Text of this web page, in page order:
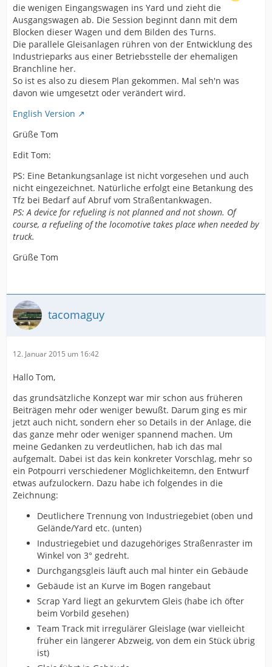
die wenigen Eingangswagen ins Yard und zieht die
Ausgangswagen ab. Die Session beginnt dann mit dem
Blocken dieser Wagen und dem Bilden des Turns.
Die parallele Gleisanlagen rühren von der Entwicklung des
Industrieparks aus einer Betriebsstelle der ehemaligen
Branchline her.
So ist es also zu diesem Plan gekommen. Mal seh'n was
davon wie umgesetzt oder verändert wird.
English Version
Grüße Tom
Edit Tom:
PS: Eine Betankungsanlage ist nicht vorgesehen und auch
nicht eingezeichnet. Natürliche erfolgt eine Betankung des
Tfz bei Bedarf auf Abruf vom Straßentankwagen.
PS: A device for refueling is not planned and not shown. Of
course, a refueling of the locomotive takes place when needed by
truck.
Grüße Tom
tacomaguy
12. Januar 2015 um 16:42
Hallo Tom,
das grundsätzliche Konzept war mir schon aus früheren
Beiträgen mehr oder weniger bewußt. Darum ging es mir
jetzt auch nicht, sondern eher so Details in der Anlage, die
das ganze mehr oder weniger spannend machen. Um
meine Gedanken zu verdeutlichen, hab ich das mal
aufgemalt. Dabei ist das kein konkreter Vorschlag, mehr so
ein Potpourri verschiedener Möglichkeitemn, den Entwurf
etwas aufzulockern. Dazu habe ich folgendes in die
Zeichnung:
Deutlichere Trennung von Industriegebiet (oben und
Gelände/Yard etc. (unten)
Industriegebiet und dazugehöriges Straßenraster im
Winkel von 3° gedreht.
Durchgangsgleis läuft auch mal hinter ein Gebäude
Gebäude ist an Kurve im Bogen rangebaut
Scrap Yard liegt an gekurvtem Gleis (habe ich öfter
beim Vorbild gesehen)
Team Track mit irregulärer Gleislage (war vielleicht
früher ein längerer Abzweig, von dem ein Stück übrig
ist)